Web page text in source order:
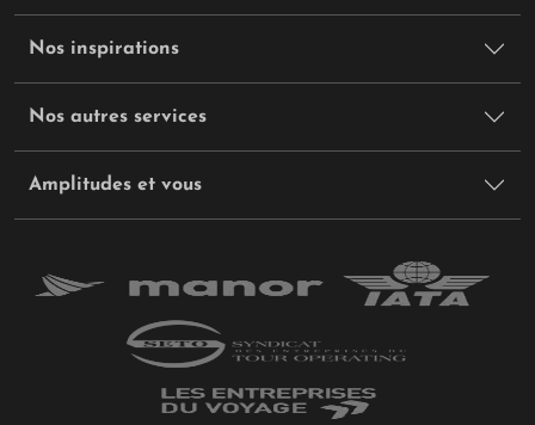
Nos inspirations
Nos autres services
Amplitudes et vous